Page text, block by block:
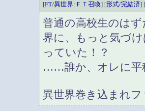
[FT/異世界:ＦＴ召喚] [形式/完結済]
普通の高校生のは
界に、もっと気づ
っていた！？
……誰か、オレに平
異世界巻き込まれフ